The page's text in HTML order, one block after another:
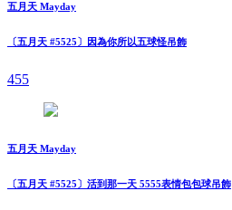
五月天 Mayday
〔五月天 #5525〕因為你所以五球怪吊飾
455
五月天 Mayday
〔五月天 #5525〕活到那一天 5555表情包包球吊飾